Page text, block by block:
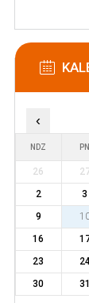
‹
NDZ PN
26
2
3
9
16
23
30
31